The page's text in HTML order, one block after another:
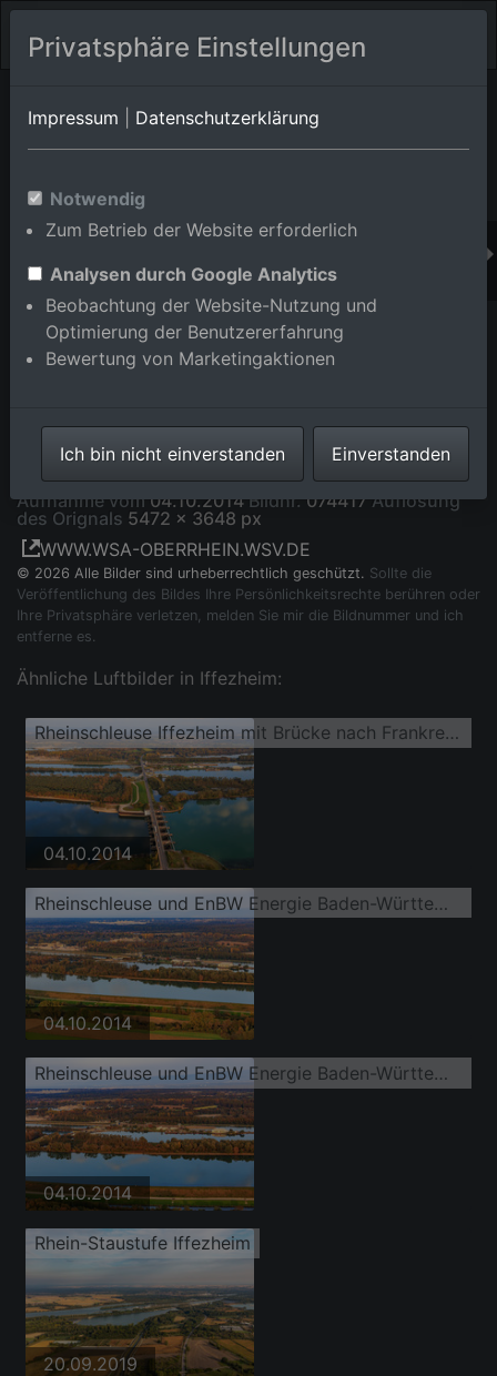
Orts-Album von Iffezheim in Baden-Württemberg,Deutschland
Rheinschleuse Iffezheim mit Brücke nach Frankreich
im Bundesland Baden-Württemberg, Deutschland
Aufnahme vom04.10.2014Bildnr.074417Auflösung
des Orignals 5472 x 3648 px
WWW.WSA-OBERRHEIN.WSV.DE
© 2026 Alle Bilder sind urheberrechtlich geschützt. Sollte die
Veröffentlichung des Bildes Ihre Persönlichkeitsrechte berühren oder
Ihre Privatsphäre verletzen, melden Sie mir die Bildnummer und ich
entferne es.
Ähnliche Luftbilder in Iffezheim:
Rheinschleuse Iffezheim mit Brücke nach Frankreich
04.10.2014
Rheinschleuse und EnBW Energie Baden-Württemberg AG, Rheinkraftwerk Iffezheim
04.10.2014
Rheinschleuse und EnBW Energie Baden-Württemberg AG, Rheinkraftwerk Iffezheim
04.10.2014
Rhein-Staustufe Iffezheim
20.09.2019
Privatsphäre Einstellungen
Impressum Datenschutzerklärung
Notwendig
Zum Betrieb der Website erforderlich
Analysen durch Google Analytics
Beobachtung der Website-Nutzung und
Optimierung der Benutzererfahrung
Bewertung von Marketingaktionen
Ich bin nicht einverstanden Einverstanden